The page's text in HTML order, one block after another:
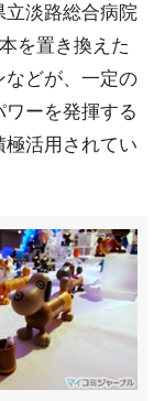
立淡路総合病院
を置き換えた
などが、一定の
ーを発揮する
極活用されてい